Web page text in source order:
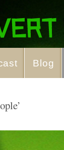
Blog